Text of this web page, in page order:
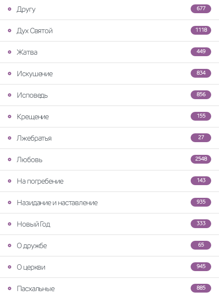
677
Другу
1118
Дух Святой
449
Жатва
834
Искушение
856
Исповедь
155
Крещение
27
Лжебратья
2548
Любовь
143
На погребение
935
Назидание и наставление
333
Новый Год
65
О дружбе
945
О церкви
885
Пасхальные